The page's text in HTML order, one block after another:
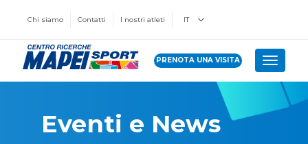
Chi siamo Contatti I nostri atleti IT
PRENOTA UNA VISITA Toggle
Eventi e News